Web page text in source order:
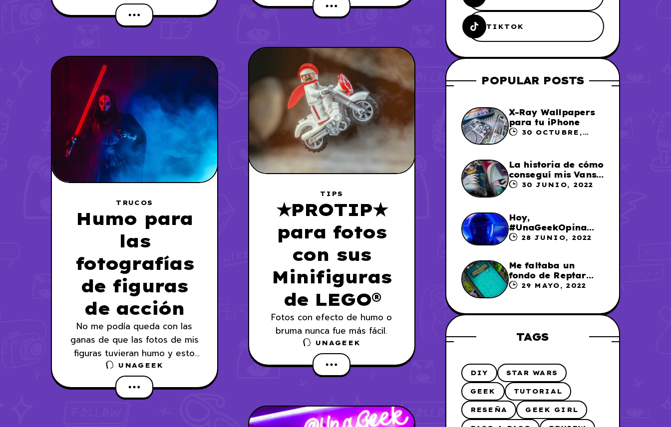
TIPS
★PROTIP★
para fotos
con sus
Minifiguras
de LEGO®⁣
Fotos con efecto de humo o
bruma nunca fue más fácil.
UNAGEEK
TRUCOS
Humo para
las
fotografías
de figuras
de acción
No me podía queda con las
ganas de que las fotos de mis
figuras tuvieran humo y esto
fue lo que hice.
UNAGEEK
TIKTOK
POPULAR POSTS
X-Ray Wallpapers
para tu iPhone
30 OCTUBRE,
La historia de cómo
conseguí mis Vans
X Sailor Moon
30 JUNIO, 2022
Hoy,
#UnaGeekOpina
sobre «Lightyear»
28 JUNIO, 2022
Me faltaba un
fondo de Reptar
para los chats en
29 MAYO, 2022
TAGS
DIY STAR WARS
GEEK TUTORIAL
RESEÑA GEEK GIRL